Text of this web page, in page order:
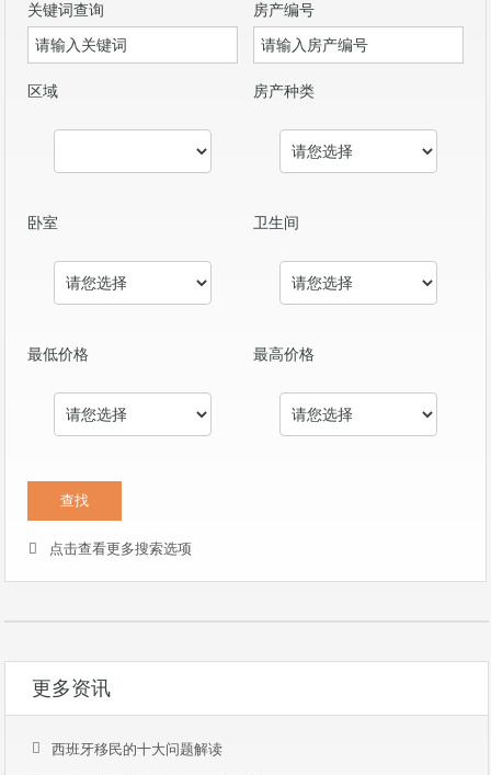
关键词查询 房产编号
区域 房产种类
卧室 卫生间
最低价格 最高价格
点击查看更多搜索选项
更多资讯
西班牙移民的十大问题解读